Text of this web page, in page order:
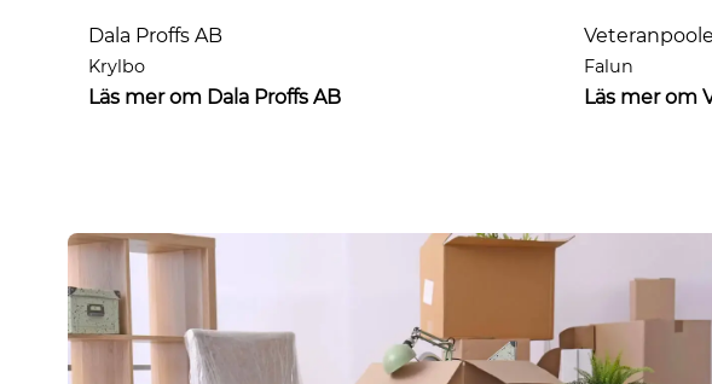
Dala Proffs AB
Krylbo
Läs mer om Dala Proffs AB
Falun
Läs mer om